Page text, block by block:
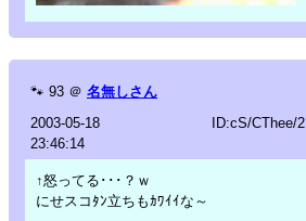
🐾 93 ＠ 名無しさん
2003-05-18
23:46:14
ID:cS/CThee/2
↑怒ってる･･･？ｗ
にせスコﾀﾝ立ちもｶﾜｲｲな～